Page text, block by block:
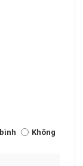
Không